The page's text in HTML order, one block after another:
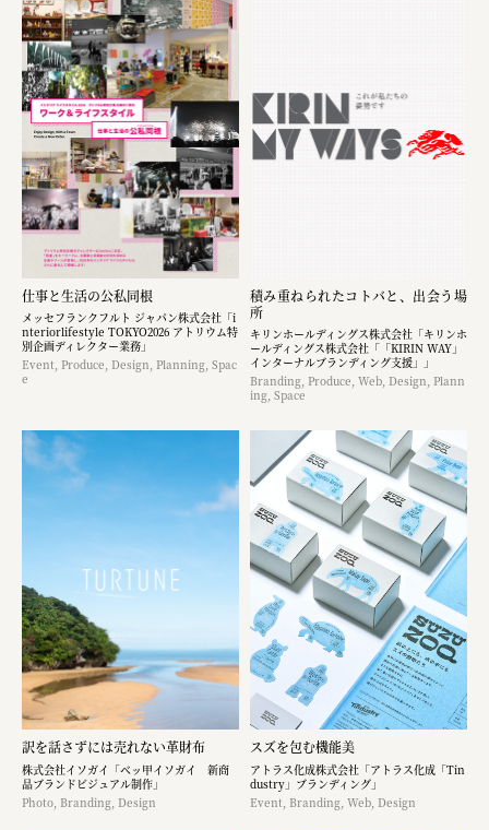
住友化学株式会社
株式会社リビタ
宗教法人圓能寺立 若草幼稚園
株式会社 照沼
食処くさの根
株式会社クイーンピスタチオ
JR東日本クロスステーション
株式会社ハッチ
株式会社リブロプラス
京セラ株式会社
一般社団法人手紙寺
土佐しらす食堂二万匹
オーナークライアント 日南市／設計・施工 株式会社乃
株式会社美らイチゴ
amirisu株式会社
SPACE COTAN株式会社 / 大樹町役場企画商工課航空宇
クワトロ Quattro
株式会社オレンジページ​
フジ物産株式会社
仕事と生活の公私同根
メッセフランクフルト ジャパン株式会社「i
nteriorlifestyle TOKYO2026 アトリウム特
別企画ディレクター業務」
Event, Produce, Design, Planning, Spac
e
積み重ねられたコトバと、出会う場
所
キリンホールディングス株式会社「キリンホ
ールディングス株式会社「「KIRIN WAY」
インターナルブランディング支援」」
Branding, Produce, Web, Design, Plann
ing, Space
訳を話さずには売れない革財布
株式会社イソガイ「ベッ甲イソガイ 新商
品ブランドビジュアル制作」
Photo, Branding, Design
スズを包む機能美
アトラス化成株式会社「アトラス化成「Tin
dustry」ブランディング」
Event, Branding, Web, Design